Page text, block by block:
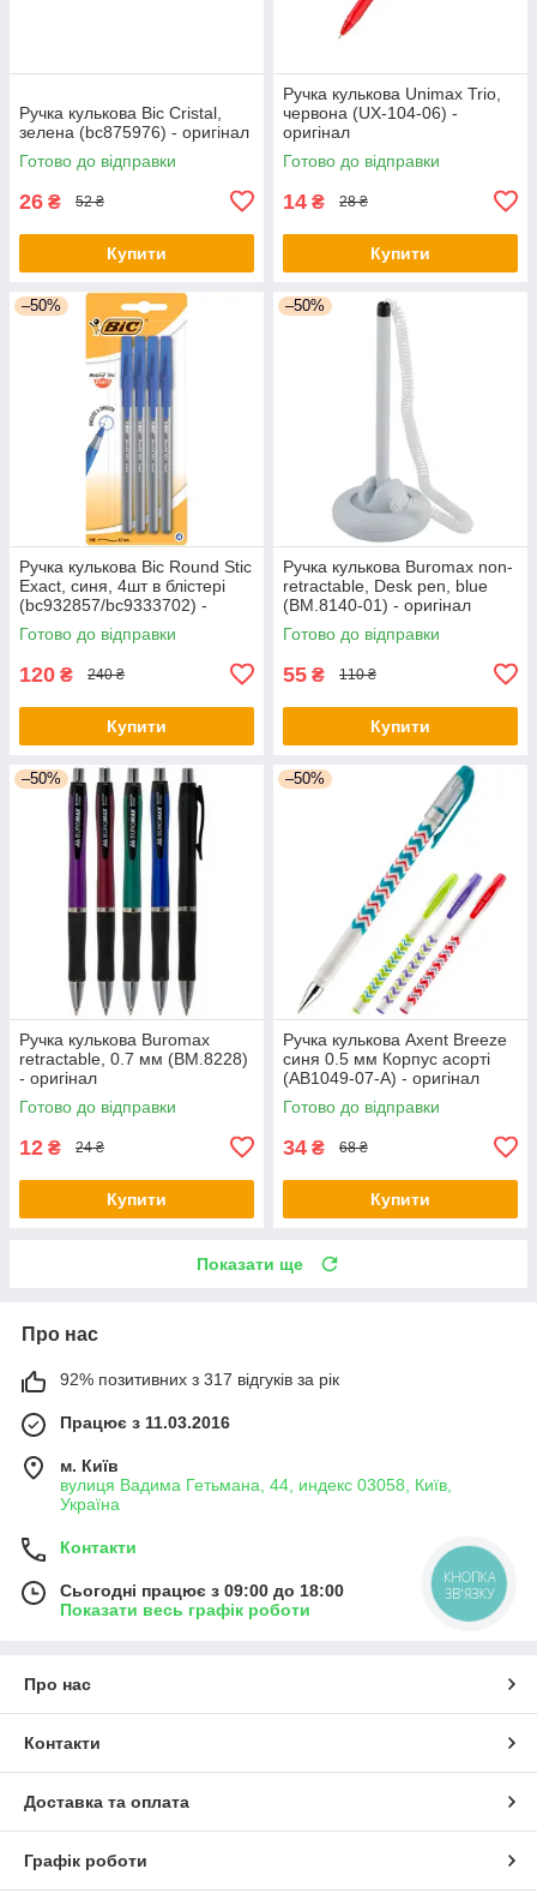
Ручка кулькова Bic Cristal,
зелена (bc875976) - оригінал
Готово до відправки
26 ₴ 52 ₴
Купити
Ручка кулькова Unimax Trio,
червона (UX-104-06) -
оригінал
Готово до відправки
14 ₴ 28 ₴
Купити
–50%
Ручка кулькова Bic Round Stic
Exact, синя, 4шт в блістері
(bc932857/bc9333702) -
оригінал
Готово до відправки
120 ₴ 240 ₴
Купити
–50%
Ручка кулькова Buromax non-
retractable, Desk pen, blue
(BM.8140-01) - оригінал
Готово до відправки
55 ₴ 110 ₴
Купити
–50%
Ручка кулькова Buromax
retractable, 0.7 мм (BM.8228)
- оригінал
Готово до відправки
12 ₴ 24 ₴
Купити
–50%
Ручка кулькова Axent Breeze
синя 0.5 мм Корпус асорті
(AB1049-07-A) - оригінал
Готово до відправки
34 ₴ 68 ₴
Купити
Показати ще
Про нас
92% позитивних з 317 відгуків за рік
Працює з 11.03.2016
м. Київ
вулиця Вадима Гетьмана, 44, индекс 03058, Київ,
Україна
Контакти
Сьогодні працює з 09:00 до 18:00
Показати весь графік роботи
Про нас
Контакти
Доставка та оплата
Графік роботи
КНОПКА
ЗВ'ЯЗКУ